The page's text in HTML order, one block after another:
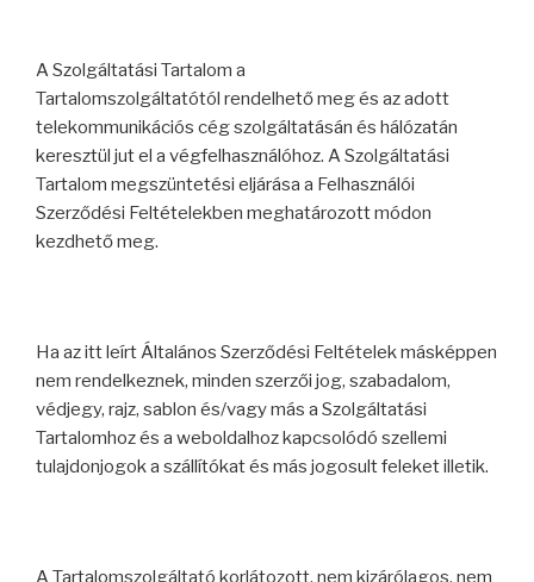
A Szolgáltatási Tartalom a
Tartalomszolgáltatótól rendelhető meg és az adott
telekommunikációs cég szolgáltatásán és hálózatán
keresztül jut el a végfelhasználóhoz. A Szolgáltatási
Tartalom megszüntetési eljárása a Felhasználói
Szerződési Feltételekben meghatározott módon
kezdhető meg.
Ha az itt leírt Általános Szerződési Feltételek másképpen
nem rendelkeznek, minden szerzői jog, szabadalom,
védjegy, rajz, sablon és/vagy más a Szolgáltatási
Tartalomhoz és a weboldalhoz kapcsolódó szellemi
tulajdonjogok a szállítókat és más jogosult feleket illetik.
A Tartalomszolgáltató korlátozott, nem kizárólagos, nem